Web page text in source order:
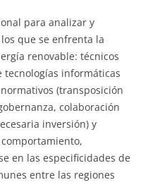
para analizar y
que se enfrenta la
renovable: técnicos
tecnologías informáticas
(transposición
colaboración
inversión) y
en las especificidades de
entre las regiones